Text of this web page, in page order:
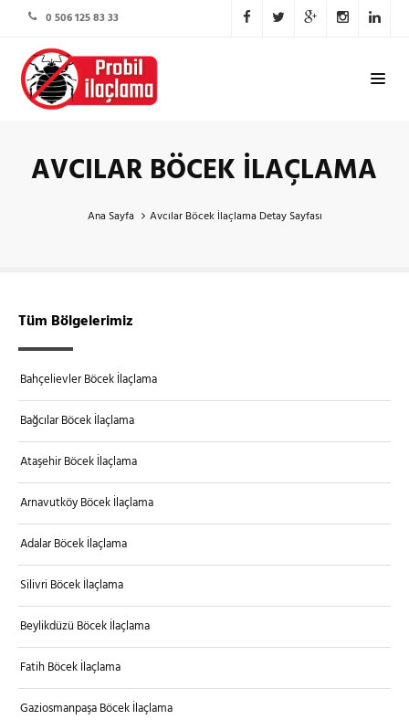
0 506 125 83 33
AVCILAR BÖCEK İLAÇLAMA
Ana Sayfa Avcılar Böcek İlaçlama Detay Sayfası
Tüm Bölgelerimiz
Bahçelievler Böcek İlaçlama
Bağcılar Böcek İlaçlama
Ataşehir Böcek İlaçlama
Arnavutköy Böcek İlaçlama
Adalar Böcek İlaçlama
Silivri Böcek İlaçlama
Beylikdüzü Böcek İlaçlama
Fatih Böcek İlaçlama
Gaziosmanpaşa Böcek İlaçlama